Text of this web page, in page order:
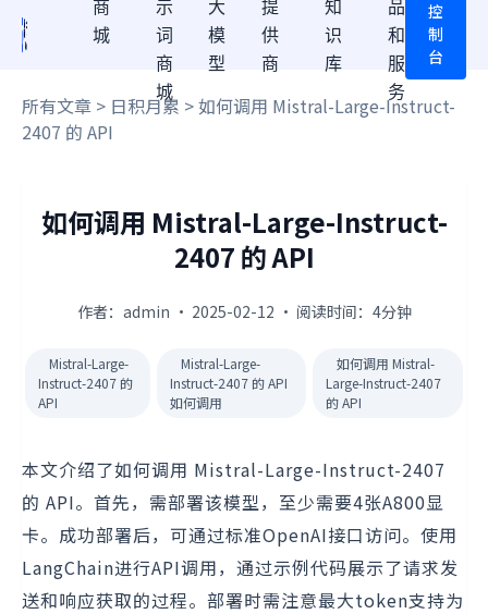
商
城
示
词
商
城
大
模
型
提
供
商
知
识
库
品
和
服
务
控
制
台
所有文章 > 日积月累 > 如何调用 Mistral-Large-Instruct-
2407 的 API
如何调用 Mistral-Large-Instruct-
2407 的 API
作者：admin · 2025-02-12 · 阅读时间：4分钟
Mistral-Large-
Instruct-2407 的
API
Mistral-Large-
Instruct-2407 的 API
如何调用
如何调用 Mistral-
Large-Instruct-2407
的 API
本文介绍了如何调用 Mistral-Large-Instruct-2407
的 API。首先，需部署该模型，至少需要4张A800显
卡。成功部署后，可通过标准OpenAI接口访问。使用
LangChain进行API调用，通过示例代码展示了请求发
送和响应获取的过程。部署时需注意最大token支持为